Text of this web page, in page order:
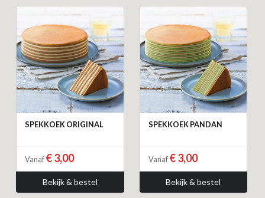
SPEKKOEK ORIGINAL
Vanaf € 3,00
Bekijk & bestel
SPEKKOEK PANDAN
Vanaf € 3,00
Bekijk & bestel